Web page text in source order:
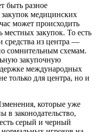
быть разное
медицинских
может происходить
закупок. То есть
средства из центра —
сомнительным схемам.
закупочную
международных
только для центра, но и
которые уже
законодательство,
серый и черный